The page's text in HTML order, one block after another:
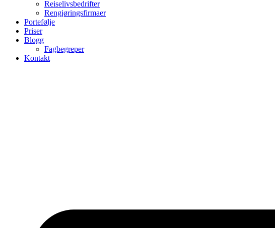
Reiselivsbedrifter
Rengjøringsfirmaer
Portefølje
Priser
Blogg
Fagbegreper
Kontakt